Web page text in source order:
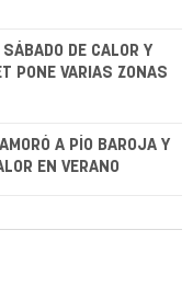
DE CALOR Y
PONE VARIAS ZONAS
A PÍO BAROJA Y
EN VERANO